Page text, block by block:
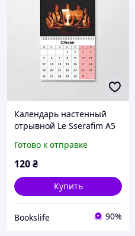
Календарь настенный
отрывной Le Sserafim А5
Готово к отправке
120₴
Купить
Bookslife 90%